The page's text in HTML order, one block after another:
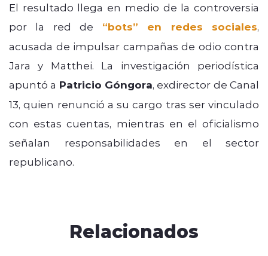
El resultado llega en medio de la controversia
por la red de “bots” en redes sociales,
acusada de impulsar campañas de odio contra
Jara y Matthei. La investigación periodística
apuntó a Patricio Góngora, exdirector de Canal
13, quien renunció a su cargo tras ser vinculado
con estas cuentas, mientras en el oficialismo
señalan responsabilidades en el sector
republicano.
Relacionados